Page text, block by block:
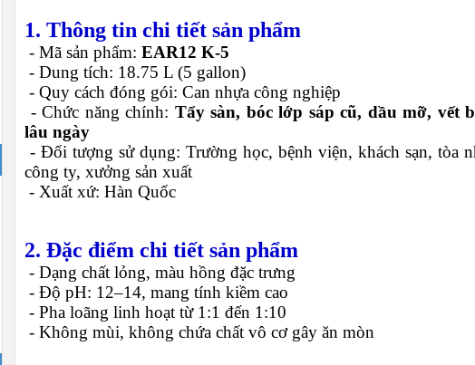
1. Thông tin chi tiết sản phẩm
- Mã sản phẩm: EAR12 K-5
- Dung tích: 18.75 L (5 gallon)
- Quy cách đóng gói: Can nhựa công nghiệp
- Chức năng chính: Tẩy sàn, bóc lớp sáp cũ, dầu mỡ, vết
lâu ngày
- Đối tượng sử dụng: Trường học, bệnh viện, khách sạn, tòa
công ty, xưởng sản xuất
- Xuất xứ: Hàn Quốc
2. Đặc điểm chi tiết sản phẩm
- Dạng chất lỏng, màu hồng đặc trưng
- Độ pH: 12–14, mang tính kiềm cao
- Pha loãng linh hoạt từ 1:1 đến 1:10
- Không mùi, không chứa chất vô cơ gây ăn mòn